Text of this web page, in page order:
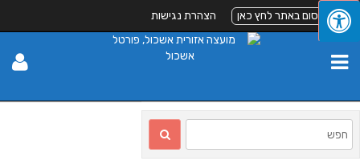
לפרסום באתר לחץ כאן הצהרת נגישות